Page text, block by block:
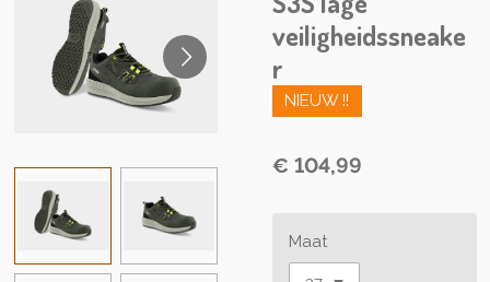
veiligheidssneake
r
NIEUW !!
€ 104,99
Maat